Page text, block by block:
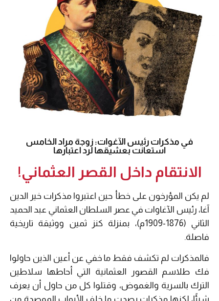
في مذكرات رئيس الآغوات: زوجة مراد الخامس
استعانت بعشيقها لرد اعتبارها
الانتقام داخل القصر العثماني!
لم يكن المؤرخون على خطأ حين اعتبروا مذكرات خير الدين
آغا، رئيس الآغاوات في عصر السلطان العثماني عبد الحميد
الثاني (1876-1909م)، بمنزلة كنز ثمين ووثيقة تاريخية
فاصلة.
فالمذكرات لم تكشف فقط ما خفي عن أعين الذين حاولوا
فك طلاسم القصور العثمانية التي أحاطها سلاطين
الترك بالسرية والغموض، وقتلوا كل من حاول أن يعرف
شيئًا، لكنها مذكرات رصدت ما خلف الأبواب الموصدة من